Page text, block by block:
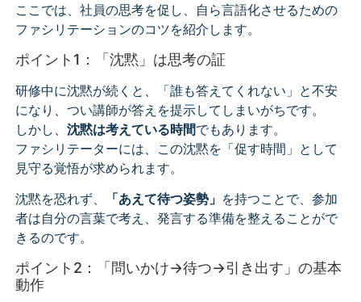
ここでは、社員の思考を促し、自ら言語化させるための
ファシリテーションのコツを紹介します。
ポイント1：「沈黙」は思考の証
研修中に沈黙が続くと、「誰も答えてくれない」と不安
になり、つい講師が答えを提示してしまいがちです。
しかし、 沈黙は考えている時間でもあります。
ファシリテーターには、この沈黙を「促す時間」として
見守る覚悟が求められます。
沈黙を恐れず、
「あえて待つ姿勢」 を持つことで、参加
者は自分の言葉で考え、発言する準備を整えることがで
きるのです。
ポイント2：「問いかけ→待つ→引き出す」の基本
動作